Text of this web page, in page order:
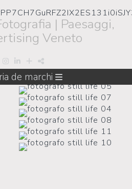
de marchi